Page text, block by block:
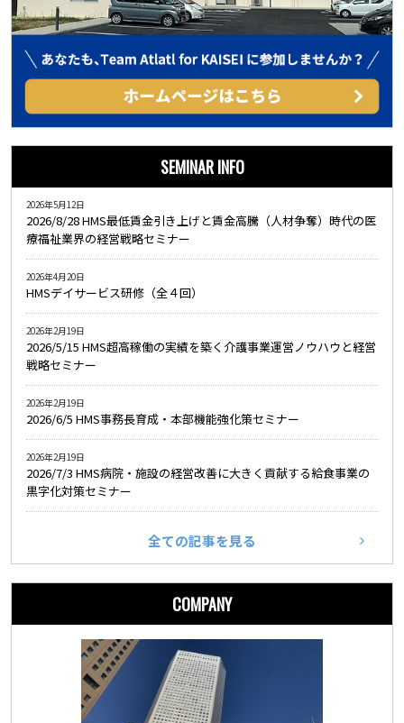
SEMINAR INFO
2026/8/28 HMS最低賃金引き上げと賃金高騰（人材争奪）時代の医
療福祉業界の経営戦略セミナー
2026年5月12日
HMSデイサービス研修（全４回）
2026年4月20日
2026/5/15 HMS超高稼働の実績を築く介護事業運営ノウハウと経営
戦略セミナー
2026年2月19日
2026/6/5 HMS事務長育成・本部機能強化策セミナー
2026年2月19日
2026/7/3 HMS病院・施設の経営改善に大きく貢献する給食事業の
黒字化対策セミナー
2026年2月19日
全ての記事を見る
COMPANY